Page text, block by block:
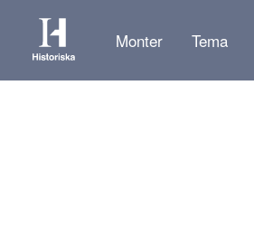
Monter Tema